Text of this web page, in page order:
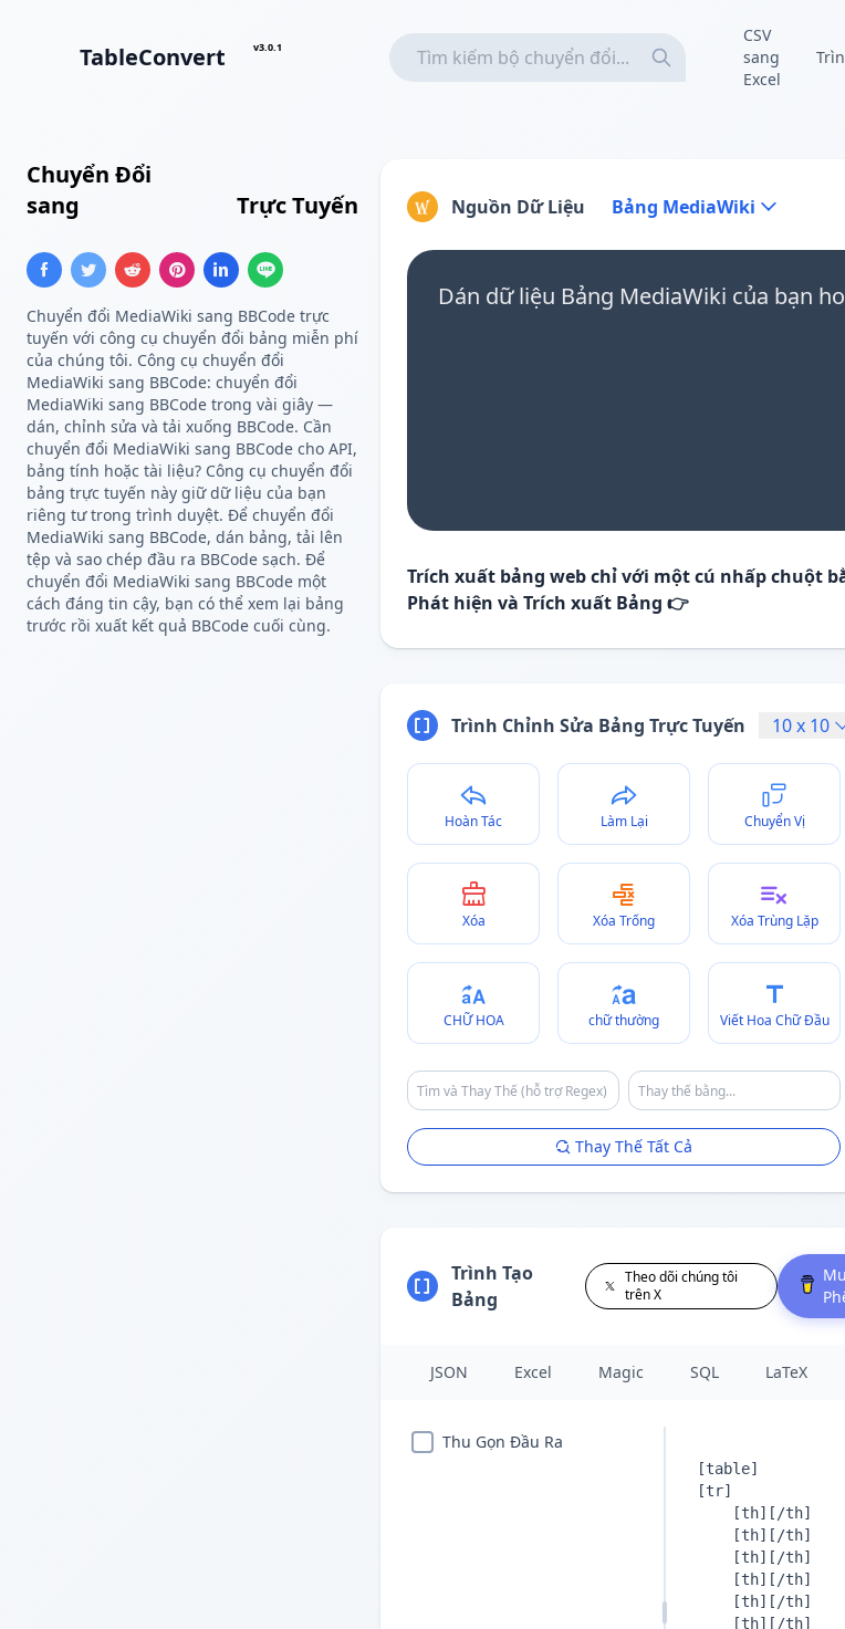
TableConvert v3.0.1
CSV
sang
Excel
Chuyển Đổi
sang
Trực Tuyến
Chuyển đổi MediaWiki sang BBCode trực
tuyến với công cụ chuyển đổi bảng miễn phí
của chúng tôi. Công cụ chuyển đổi
MediaWiki sang BBCode: chuyển đổi
MediaWiki sang BBCode trong vài giây —
dán, chỉnh sửa và tải xuống BBCode. Cần
chuyển đổi MediaWiki sang BBCode cho API,
bảng tính hoặc tài liệu? Công cụ chuyển đổi
bảng trực tuyến này giữ dữ liệu của bạn
riêng tư trong trình duyệt. Để chuyển đổi
MediaWiki sang BBCode, dán bảng, tải lên
tệp và sao chép đầu ra BBCode sạch. Để
chuyển đổi MediaWiki sang BBCode một
cách đáng tin cậy, bạn có thể xem lại bảng
trước rồi xuất kết quả BBCode cuối cùng.
Nguồn Dữ Liệu Bảng MediaWiki
Dán dữ liệu Bảng MediaWiki của bạn
Trích xuất bảng web chỉ với một cú nhấp chuột
Phát hiện và Trích xuất Bảng 👉
Trình Chỉnh Sửa Bảng Trực Tuyến 10x 10
Hoàn Tác Làm Lại Chuyển Vị
Xóa Xóa Trống Xóa Trùng Lặp
CHỮ HOA chữ thường Viết Hoa Chữ Đầu
Thay Thế Tất Cả
Trình Tạo
Bảng
Theo dõi chúng tôi
trên X
JSON Excel Magic SQL LaTeX
Thu Gọn Đầu Ra